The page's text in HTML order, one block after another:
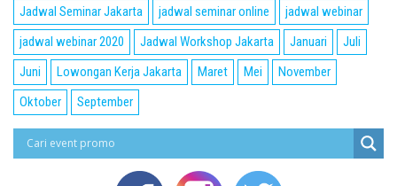
Jadwal Seminar Jakarta
jadwal seminar online
jadwal webinar
jadwal webinar 2020
Jadwal Workshop Jakarta Januari
Juli
Juni
Lowongan Kerja Jakarta Maret Mei
November
Oktober
September